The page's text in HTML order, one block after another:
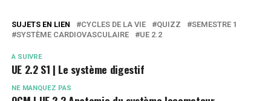
SUJETS EN LIEN CYCLES DE LA VIE QUIZZ
SEMESTRE 1
SYSTÈME CARDIOVASCULAIRE
UE 2.2
A SUIVRE
UE 2.2 S1 | Le système digestif
NE MANQUEZ PAS